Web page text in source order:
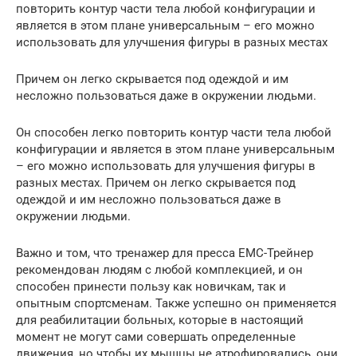
повторить контур части тела любой конфигурации и
является в этом плане универсальным – его можно
использовать для улучшения фигуры в разных местах
Причем он легко скрывается под одеждой и им
несложно пользоваться даже в окружении людьми.
Он способен легко повторить контур части тела любой
конфигурации и является в этом плане универсальным
– его можно использовать для улучшения фигуры в
разных местах. Причем он легко скрывается под
одеждой и им несложно пользоваться даже в
окружении людьми.
Важно и том, что тренажер для пресса ЕМС-Трейнер
рекомендован людям с любой комплекцией, и он
способен принести пользу как новичкам, так и
опытным спортсменам. Также успешно он применяется
для реабилитации больных, которые в настоящий
момент не могут сами совершать определенные